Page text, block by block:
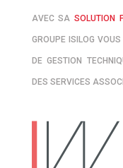
AVEC SASOLUTION
GROUPE ISILOG
DE GESTION
DES SERVICES